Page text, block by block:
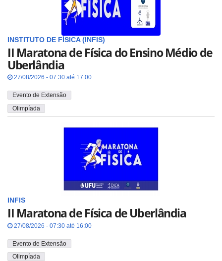
INSTITUTO DE FÍSICA (INFIS)
II Maratona de Física do Ensino Médio de
Uberlândia
27/08/2026 - 07:30 até 17:00
Evento de Extensão
Olimpíada
INFIS
II Maratona de Física de Uberlândia
27/08/2026 - 07:30 até 16:00
Evento de Extensão
Olimpíada